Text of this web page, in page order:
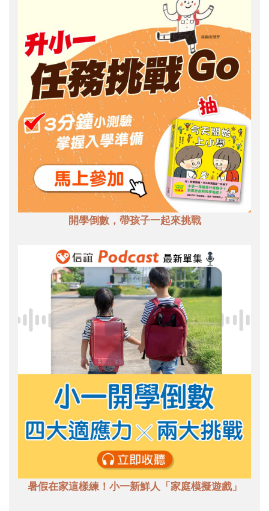
開學倒數，帶孩子一起來挑戰
暑假在家這樣練！小一新鮮人「家庭模擬遊戲」